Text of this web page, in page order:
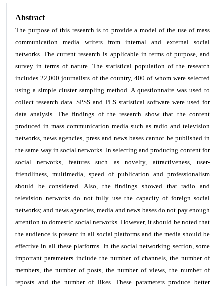
Abstract
The purpose of this research is to provide a model of the use of mass
communication media writers from internal and external social
networks. The current research is applicable in terms of purpose, and
survey in terms of nature. The statistical population of the research
includes 22,000 journalists of the country, 400 of whom were selected
using a simple cluster sampling method. A questionnaire was used to
collect research data. SPSS and PLS statistical software were used for
data analysis. The findings of the research show that the content
produced in mass communication media such as radio and television
networks, news agencies, press and news bases cannot be published in
the same way in social networks. In selecting and producing content for
social networks, features such as novelty, attractiveness, user-
friendliness, multimedia, speed of publication and professionalism
should be considered. Also, the findings showed that radio and
television networks do not fully use the capacity of foreign social
networks; and news agencies, media and news bases do not pay enough
attention to domestic social networks. However, it should be noted that
the audience is present in all social platforms and the media should be
effective in all these platforms. In the social networking section, some
important parameters include the number of channels, the number of
members, the number of posts, the number of views, the number of
reposts and the number of likes. These parameters produce better